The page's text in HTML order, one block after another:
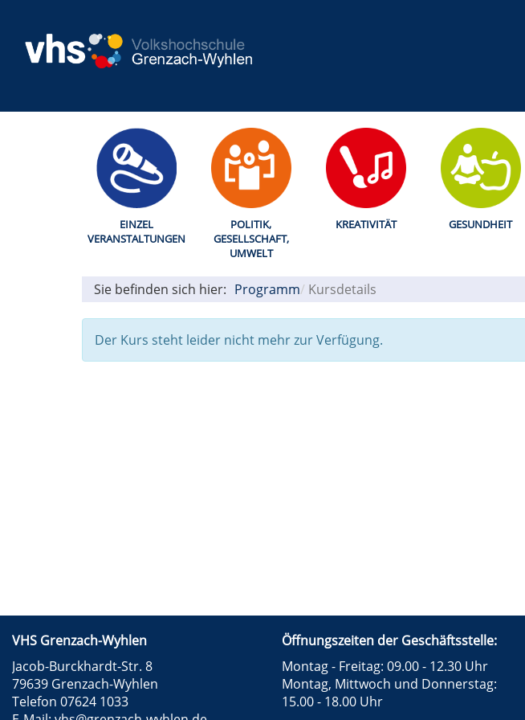
EINZEL
VERANSTALTUNGEN
POLITIK,
GESELLSCHAFT,
UMWELT
KREATIVITÄT GESUNDHEIT
Sie befinden sich hier: Programm Kursdetails
Der Kurs steht leider nicht mehr zur Verfügung.
VHS Grenzach-Wyhlen
Jacob-Burckhardt-Str. 8
79639 Grenzach-Wyhlen
Telefon 07624 1033
Öffnungszeiten der Geschäftsstelle:
Montag - Freitag: 09.00 - 12.30 Uhr
Montag, Mittwoch und Donnerstag:
15.00 - 18.00 Uhr